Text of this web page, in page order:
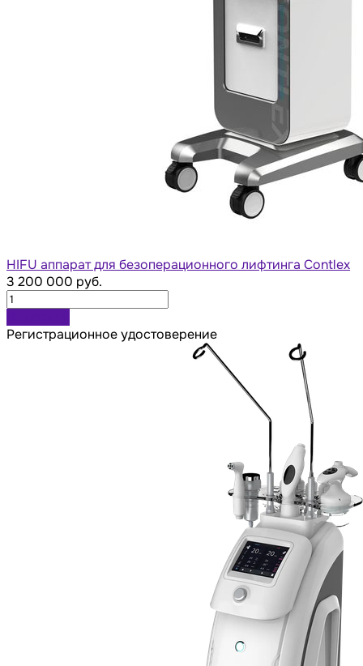
HIFU аппарат для безоперационного лифтинга Contlex
3 200 000 руб.
Регистрационное удостоверение